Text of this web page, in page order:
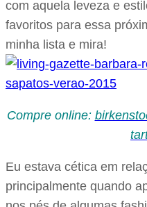
com aquela leveza e
favoritos para essa
minha lista e mira!
Compre online:
Eu estava cética em
principalmente quando